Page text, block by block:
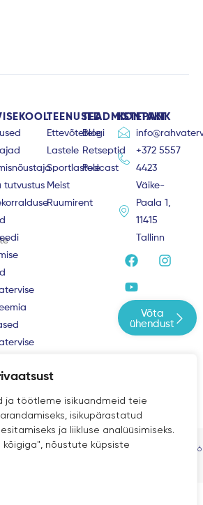
ja töötleme isikuandmeid teie
isikupärastatud
ja liikluse analüüsimiseks.
kõigiga", nõustute küpsiste
tutvustus
TEENUSED
Ettevõtetele
Lastele
Sportlastele
Meist
Ruumirent
TEADMISTEPANK
Blogi
Retseptid
Podcast
KONTAKT
+372 5557
4423
Väike-
Paala 1,
11415
Tallinn
F
a
c
e
b
o
o
I
n
g
r
Y
o
u
t
u
b
e
Võta
ühendust
|
© Rahvatervise Akadeemia 2013-2026